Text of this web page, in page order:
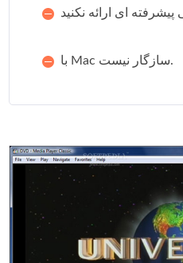
با Mac سازگار نیست.